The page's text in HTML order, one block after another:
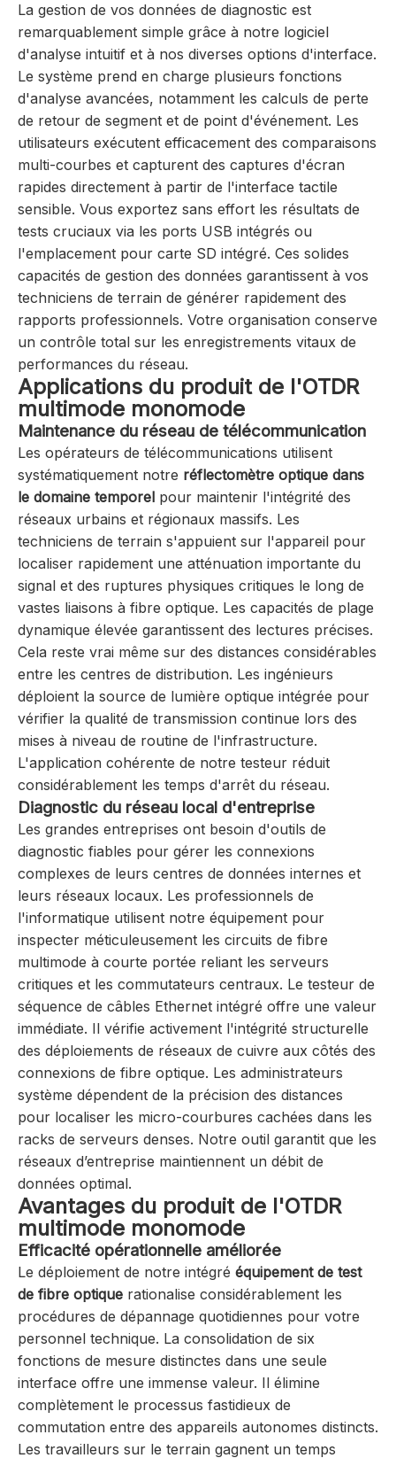
La gestion de vos données de diagnostic est
remarquablement simple grâce à notre logiciel
d'analyse intuitif et à nos diverses options d'interface.
Le système prend en charge plusieurs fonctions
d'analyse avancées, notamment les calculs de perte
de retour de segment et de point d'événement. Les
utilisateurs exécutent efficacement des comparaisons
multi-courbes et capturent des captures d'écran
rapides directement à partir de l'interface tactile
sensible. Vous exportez sans effort les résultats de
tests cruciaux via les ports USB intégrés ou
l'emplacement pour carte SD intégré. Ces solides
capacités de gestion des données garantissent à vos
techniciens de terrain de générer rapidement des
rapports professionnels. Votre organisation conserve
un contrôle total sur les enregistrements vitaux de
performances du réseau.
Applications du produit de l'OTDR
multimode monomode
Maintenance du réseau de télécommunication
Les opérateurs de télécommunications utilisent
systématiquement notre réflectomètre optique dans
le domaine temporel pour maintenir l'intégrité des
réseaux urbains et régionaux massifs. Les
techniciens de terrain s'appuient sur l'appareil pour
localiser rapidement une atténuation importante du
signal et des ruptures physiques critiques le long de
vastes liaisons à fibre optique. Les capacités de plage
dynamique élevée garantissent des lectures précises.
Cela reste vrai même sur des distances considérables
entre les centres de distribution. Les ingénieurs
déploient la source de lumière optique intégrée pour
vérifier la qualité de transmission continue lors des
mises à niveau de routine de l'infrastructure.
L'application cohérente de notre testeur réduit
considérablement les temps d'arrêt du réseau.
Diagnostic du réseau local d'entreprise
Les grandes entreprises ont besoin d'outils de
diagnostic fiables pour gérer les connexions
complexes de leurs centres de données internes et
leurs réseaux locaux. Les professionnels de
l'informatique utilisent notre équipement pour
inspecter méticuleusement les circuits de fibre
multimode à courte portée reliant les serveurs
critiques et les commutateurs centraux. Le testeur de
séquence de câbles Ethernet intégré offre une valeur
immédiate. Il vérifie activement l'intégrité structurelle
des déploiements de réseaux de cuivre aux côtés des
connexions de fibre optique. Les administrateurs
système dépendent de la précision des distances
pour localiser les micro-courbures cachées dans les
racks de serveurs denses. Notre outil garantit que les
réseaux d’entreprise maintiennent un débit de
données optimal.
Avantages du produit de l'OTDR
multimode monomode
Efficacité opérationnelle améliorée
Le déploiement de notre intégré équipement de test
de fibre optique rationalise considérablement les
procédures de dépannage quotidiennes pour votre
personnel technique. La consolidation de six
fonctions de mesure distinctes dans une seule
interface offre une immense valeur. Il élimine
complètement le processus fastidieux de
commutation entre des appareils autonomes distincts.
Les travailleurs sur le terrain gagnent un temps